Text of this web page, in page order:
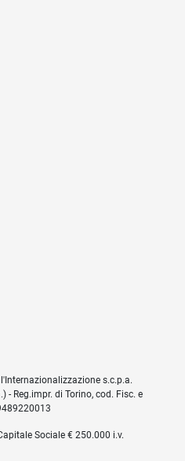
e trasparenza
s.c.p.a.
- Reg.impr. di Torino, cod. Fisc. e
Sociale € 250.000 i.v.